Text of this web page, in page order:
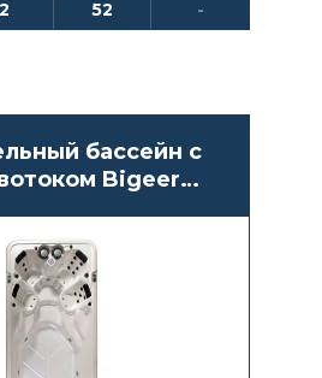
2 52 -
бассейн с
Bigeer